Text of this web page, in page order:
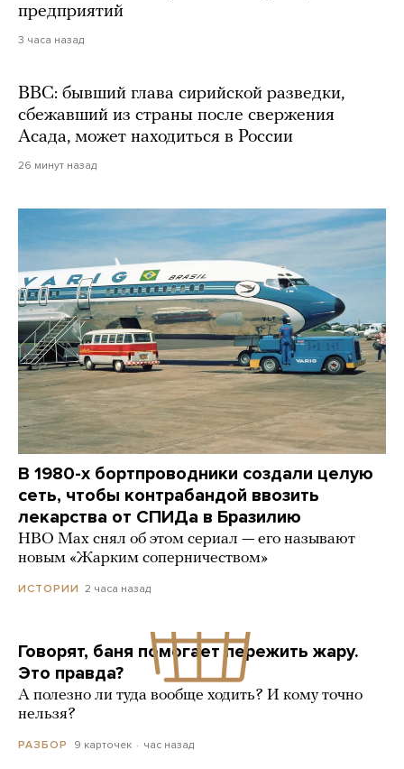
предприятий
3 часа назад
BBC: бывший глава сирийской разведки,
сбежавший из страны после свержения
Асада, может находиться в России
26 минут назад
В 1980-х бортпроводники создали целую
сеть, чтобы контрабандой ввозить
лекарства от СПИДа в Бразилию
HBO Max снял об этом сериал — его называют
новым «Жарким соперничеством»
ИСТОРИИ 2 часа назад
Говорят, баня помогает пережить жару.
Это правда?
А полезно ли туда вообще ходить? И кому точно
нельзя?
РАЗБОР 9 карточек час назад